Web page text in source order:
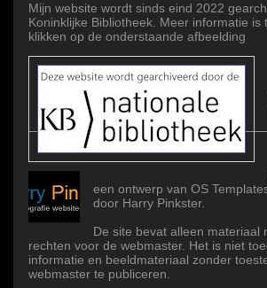
Mijn website wordt sinds eind 2022
Koninklijke Bibliotheek. Meer informatie is
klikken op de onderstaande afbeelding
een ontwerp van OS
door Harry Pinkster.
De site bevat alleen materiaal
rechten voor de webmaster. Het is niet
informatie en beeldmateriaal zonder
webmaster te publiceren.